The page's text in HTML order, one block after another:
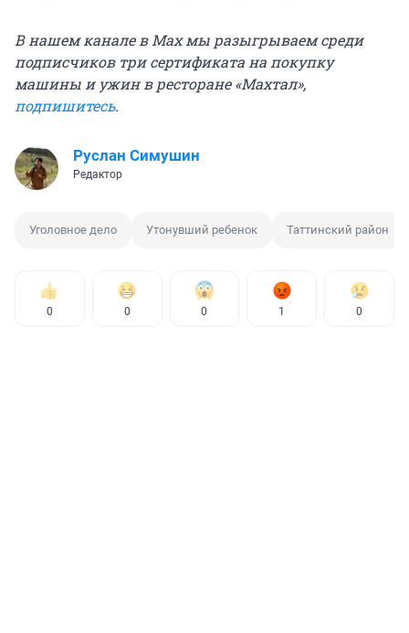
В нашем канале в Max мы разыгрываем среди
подписчиков три сертификата на покупку
машины и ужин в ресторане «Махтал»,
подпишитесь.
Руслан Симушин
Редактор
Уголовное дело Утонувший ребенок Таттинский район
0 0 0 1 0